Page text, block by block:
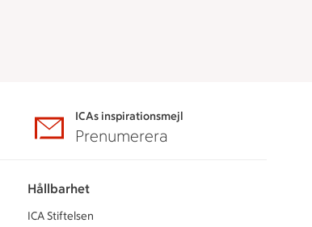
ICAs inspirationsmejl
Prenumerera
Hållbarhet
ICA Stiftelsen